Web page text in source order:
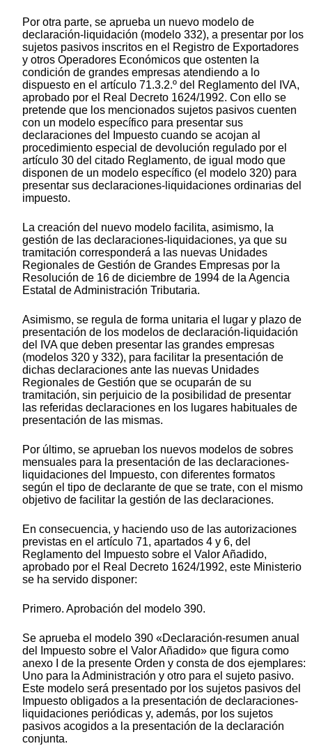
Por otra parte, se aprueba un nuevo modelo de
declaración-liquidación (modelo 332), a presentar por los
sujetos pasivos inscritos en el Registro de Exportadores
y otros Operadores Económicos que ostenten la
condición de grandes empresas atendiendo a lo
dispuesto en el artículo 71.3.2.º del Reglamento del IVA,
aprobado por el Real Decreto 1624/1992. Con ello se
pretende que los mencionados sujetos pasivos cuenten
con un modelo específico para presentar sus
declaraciones del Impuesto cuando se acojan al
procedimiento especial de devolución regulado por el
artículo 30 del citado Reglamento, de igual modo que
disponen de un modelo específico (el modelo 320) para
presentar sus declaraciones-liquidaciones ordinarias del
impuesto.
La creación del nuevo modelo facilita, asimismo, la
gestión de las declaraciones-liquidaciones, ya que su
tramitación corresponderá a las nuevas Unidades
Regionales de Gestión de Grandes Empresas por la
Resolución de 16 de diciembre de 1994 de la Agencia
Estatal de Administración Tributaria.
Asimismo, se regula de forma unitaria el lugar y plazo de
presentación de los modelos de declaración-liquidación
del IVA que deben presentar las grandes empresas
(modelos 320 y 332), para facilitar la presentación de
dichas declaraciones ante las nuevas Unidades
Regionales de Gestión que se ocuparán de su
tramitación, sin perjuicio de la posibilidad de presentar
las referidas declaraciones en los lugares habituales de
presentación de las mismas.
Por último, se aprueban los nuevos modelos de sobres
mensuales para la presentación de las declaraciones-
liquidaciones del Impuesto, con diferentes formatos
según el tipo de declarante de que se trate, con el mismo
objetivo de facilitar la gestión de las declaraciones.
En consecuencia, y haciendo uso de las autorizaciones
previstas en el artículo 71, apartados 4 y 6, del
Reglamento del Impuesto sobre el Valor Añadido,
aprobado por el Real Decreto 1624/1992, este Ministerio
se ha servido disponer:
Primero. Aprobación del modelo 390.
Se aprueba el modelo 390 «Declaración-resumen anual
del Impuesto sobre el Valor Añadido» que figura como
anexo I de la presente Orden y consta de dos ejemplares:
Uno para la Administración y otro para el sujeto pasivo.
Este modelo será presentado por los sujetos pasivos del
Impuesto obligados a la presentación de declaraciones-
liquidaciones periódicas y, además, por los sujetos
pasivos acogidos a la presentación de la declaración
conjunta.